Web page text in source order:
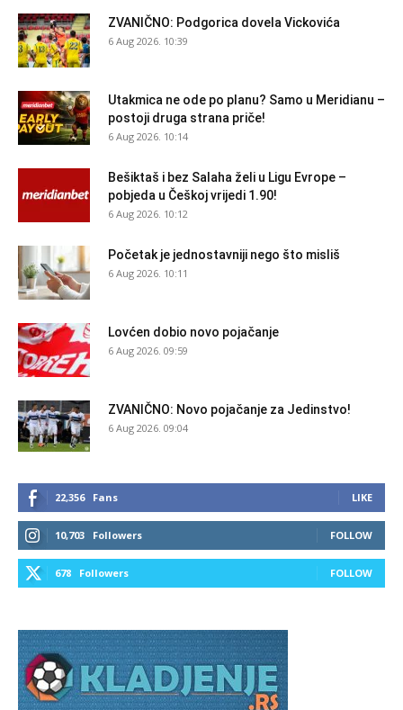
ZVANIČNO: Podgorica dovela Vickovića
6 Aug 2026. 10:39
Utakmica ne ode po planu? Samo u Meridianu –
postoji druga strana priče!
6 Aug 2026. 10:14
Bešiktaš i bez Salaha želi u Ligu Evrope –
pobjeda u Češkoj vrijedi 1.90!
6 Aug 2026. 10:12
Početak je jednostavniji nego što misliš
6 Aug 2026. 10:11
Lovćen dobio novo pojačanje
6 Aug 2026. 09:59
ZVANIČNO: Novo pojačanje za Jedinstvo!
6 Aug 2026. 09:04
22,356 Fans LIKE
10,703 Followers FOLLOW
678 Followers FOLLOW